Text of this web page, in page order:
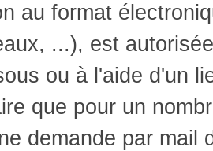
au format
...), est
ou à l'aide d'un
que pour un
demande par mail